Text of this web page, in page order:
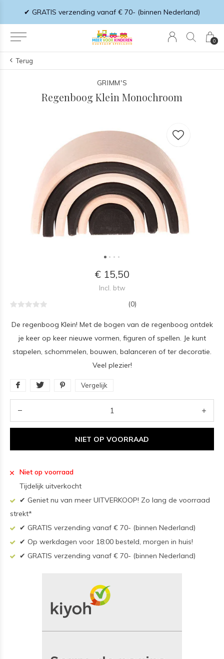
0
70- (binnen Nederland) ✔ Op werkdagen voor 18:00
Terug
GRIMM'S
Regenboog Klein Monochroom
€ 15,50
Incl. btw
(0)
De regenboog Klein! Met de bogen van de regenboog ontdek
je keer op keer nieuwe vormen, figuren of spellen. Je kunt
stapelen, schommelen, bouwen, balanceren of ter decoratie.
Veel plezier!
Vergelijk
NIET OP VOORRAAD
Niet op voorraad
Tijdelijk uitverkocht
✔ Geniet nu van meer UITVERKOOP! Zo lang de voorraad
strekt*
✔ GRATIS verzending vanaf € 70- (binnen Nederland)
✔ Op werkdagen voor 18:00 besteld, morgen in huis!
✔ GRATIS verzending vanaf € 70- (binnen Nederland)